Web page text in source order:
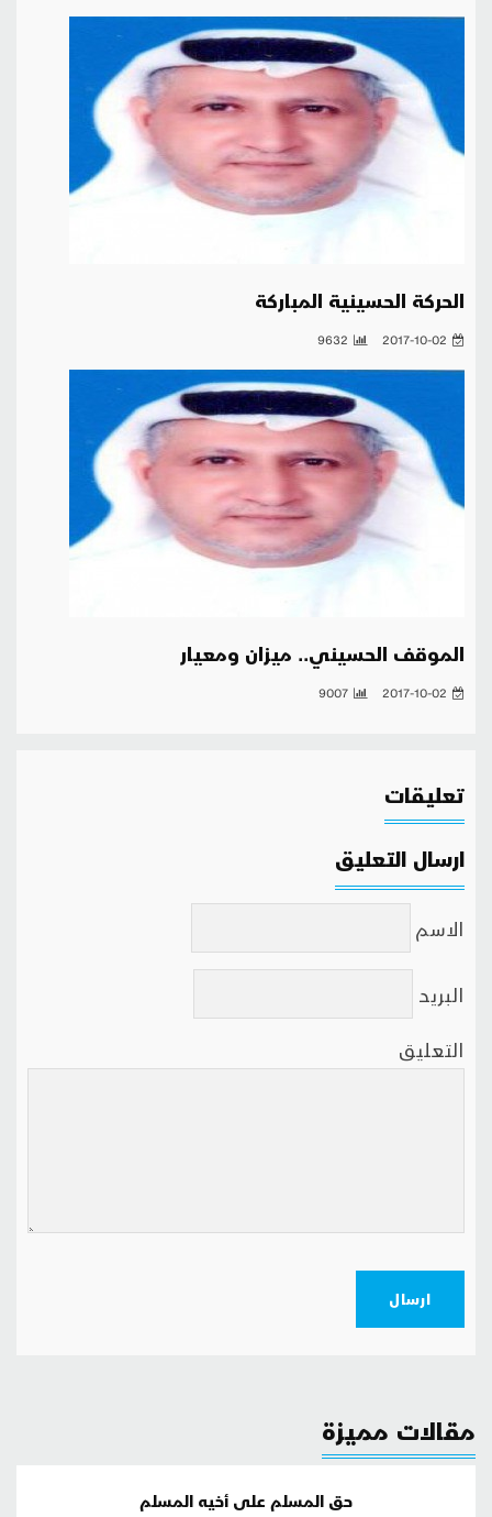
الحركة الحسينية المباركة
2017-10-02
9632
الموقف الحسيني.. ميزان ومعيار
2017-10-02
9007
تعليقات
ارسال التعليق
الاسم
البريد
التعليق
ارسال
مقالات مميزة
حق المسلم على أخيه المسلم